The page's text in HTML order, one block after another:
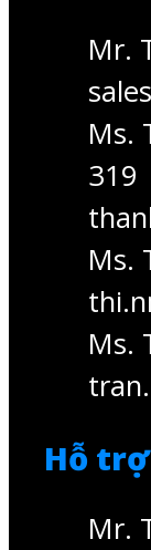
Mr.
Ms.
319
Ms.
Ms.
Hỗ
Mr.